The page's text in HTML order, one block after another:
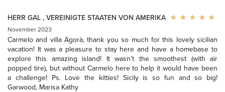
HERR GAL , VEREINIGTE STAATEN VON AMERIKA
November 2023
Carmelo and villa Agorà, thank you so much for this lovely sicilian
vacation! It was a pleasure to stay here and have a homebase to
explore this amazing island! It wasn’t the smoothest (with air
popped tire), but without Carmelo here to help it would have been
a challenge! Ps. Love the kitties! Sicily is so fun and so big!
Garwood, Marisa Kathy